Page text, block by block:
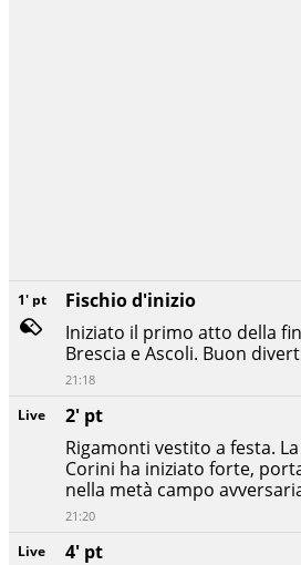
Live
4' pt
Live
2' pt
Rigamonti vestito a festa.
Corini ha iniziato forte,
nella metà campo
21:20
1' pt
Fischio d'inizio
Iniziato il primo atto della
Brescia e Ascoli. Buon
21:18